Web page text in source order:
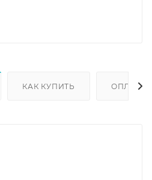
КАК КУПИТЬ ОПЛАТА